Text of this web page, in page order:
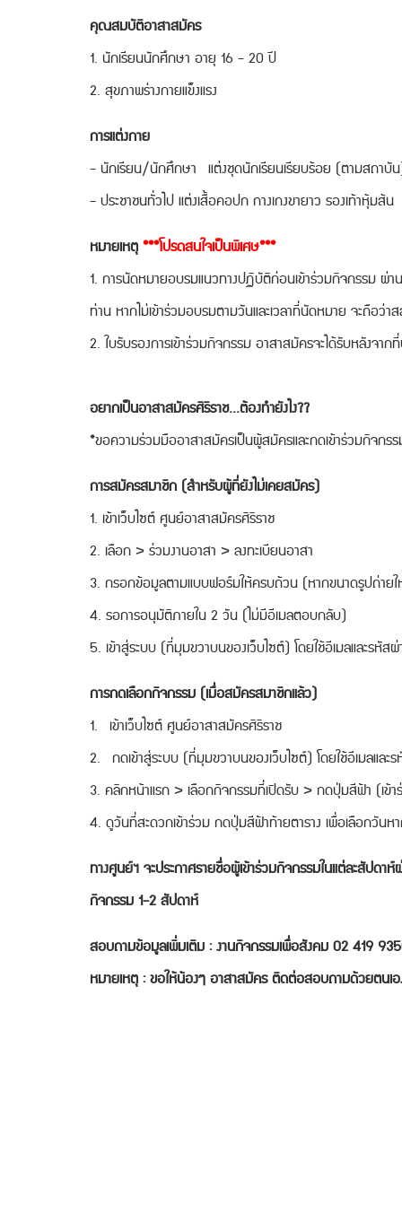
คุณสมบัติอาสาสมัคร
1. นักเรียนนักศึกษา อายุ 16 - 20 ปี
2. สุขภาพร่างกายแข็งแรง
การแต่งกาย
- นักเรียน/นักศึกษา แต่งชุดนักเรียนเรียบร้อย (ตามสถาบั
- ประชาชนทั่วไป แต่งเสื้อคอปก กางเกงขายาว รองเท้าหุ้มส้น
หมายเหตุ***โปรดสนใจเป็นพิเศษ***
1. การนัดหมายอบรมแนวทางปฏิบัติก่อนเข้าร่วมกิจกรรม ผ่า
ท่าน หากไม่เข้าร่วมอบรมตามวันและเวลาที่นัดหมาย จะถือว่า
2. ใบรับรองการเข้าร่วมกิจกรรม อาสาสมัครจะได้รับหลังจ
อยากเป็นอาสาสมัครศิริราช...ต้องทำยังไง??
​*ขอความร่วมมืออาสาสมัครเป็นผู้สมัครและกดเข้าร่วมกิจกร
การสมัครสมาชิก (สำหรับผู้ที่ยังไม่เคยสมัคร)
1. เข้าเว็บไซต์ ศูนย์อาสาสมัครศิริราช
2. เลือก > ร่วมงานอาสา > ลงทะเบียนอาสา
3. กรอกข้อมูลตามแบบฟอร์มให้ครบถ้วน (หากขนาดรูปถ่าย
4. รอการอนุมัติภายใน 2 วัน (ไม่มีอีเมลตอบกลับ)
5. เข้าสู่ระบบ (ที่มุมขวาบนของเว็บไซต์) โดยใช้อีเมลและรหัส
การกดเลือกกิจกรรม (เมื่อสมัครสมาชิกแล้ว)
1. เข้าเว็บไซต์ ศูนย์อาสาสมัครศิริราช
2. กดเข้าสู่ระบบ (ที่มุมขวาบนของเว็บไซต์) โดยใช้อีเมลและ
3. คลิกหน้าแรก > เลือกกิจกรรมที่เปิดรับ > กดปุ่มสีฟ้า (เข้
4. ดูวันที่สะดวกเข้าร่วม กดปุ่มสีฟ้าท้ายตาราง เพื่อเลือกวันหา
ทางศูนย์ฯ จะประกาศรายชื่อผู้เข้าร่วมกิจกรรมในแต่ละสัปดา
กิจกรรม 1-2 สัปดาห์
สอบถามข้อมูลเพิ่มเติม : งานกิจกรรมเพื่อสังคม 02 419
หมายเหตุ : ขอให้น้องๆ อาสาสมัคร ติดต่อสอบถามด้วยตนเ